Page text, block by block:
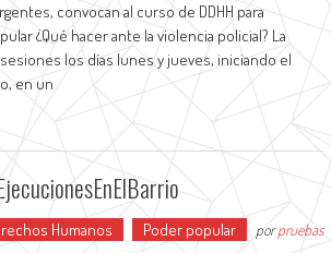
convocan al curso de DDHH para
¿Qué hacer ante la violencia policial? La
los días lunes y jueves, iniciando el
en un
Humanos Poder popular porpruebas